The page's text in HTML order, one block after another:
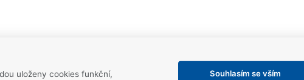
uloženy cookies funkční,
Souhlasím se vším